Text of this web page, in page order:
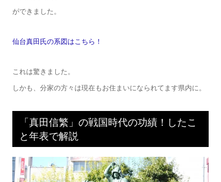
ができました。
仙台真田氏の系図はこちら！
これは驚きました。
しかも、分家の方々は現在もお住まいになられてます県内に。
「真田信繁」の戦国時代の功績！したこ
と年表で解説